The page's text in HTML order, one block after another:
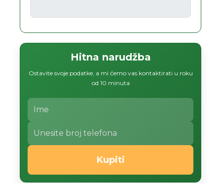
Hitna narudžba
Ostavite svoje podatke, a mi ćemo vas kontaktirati u roku
od 10 minuta
Kupiti